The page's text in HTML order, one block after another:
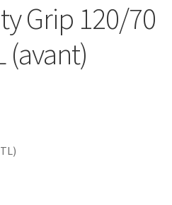
Grip 120/70
(avant)